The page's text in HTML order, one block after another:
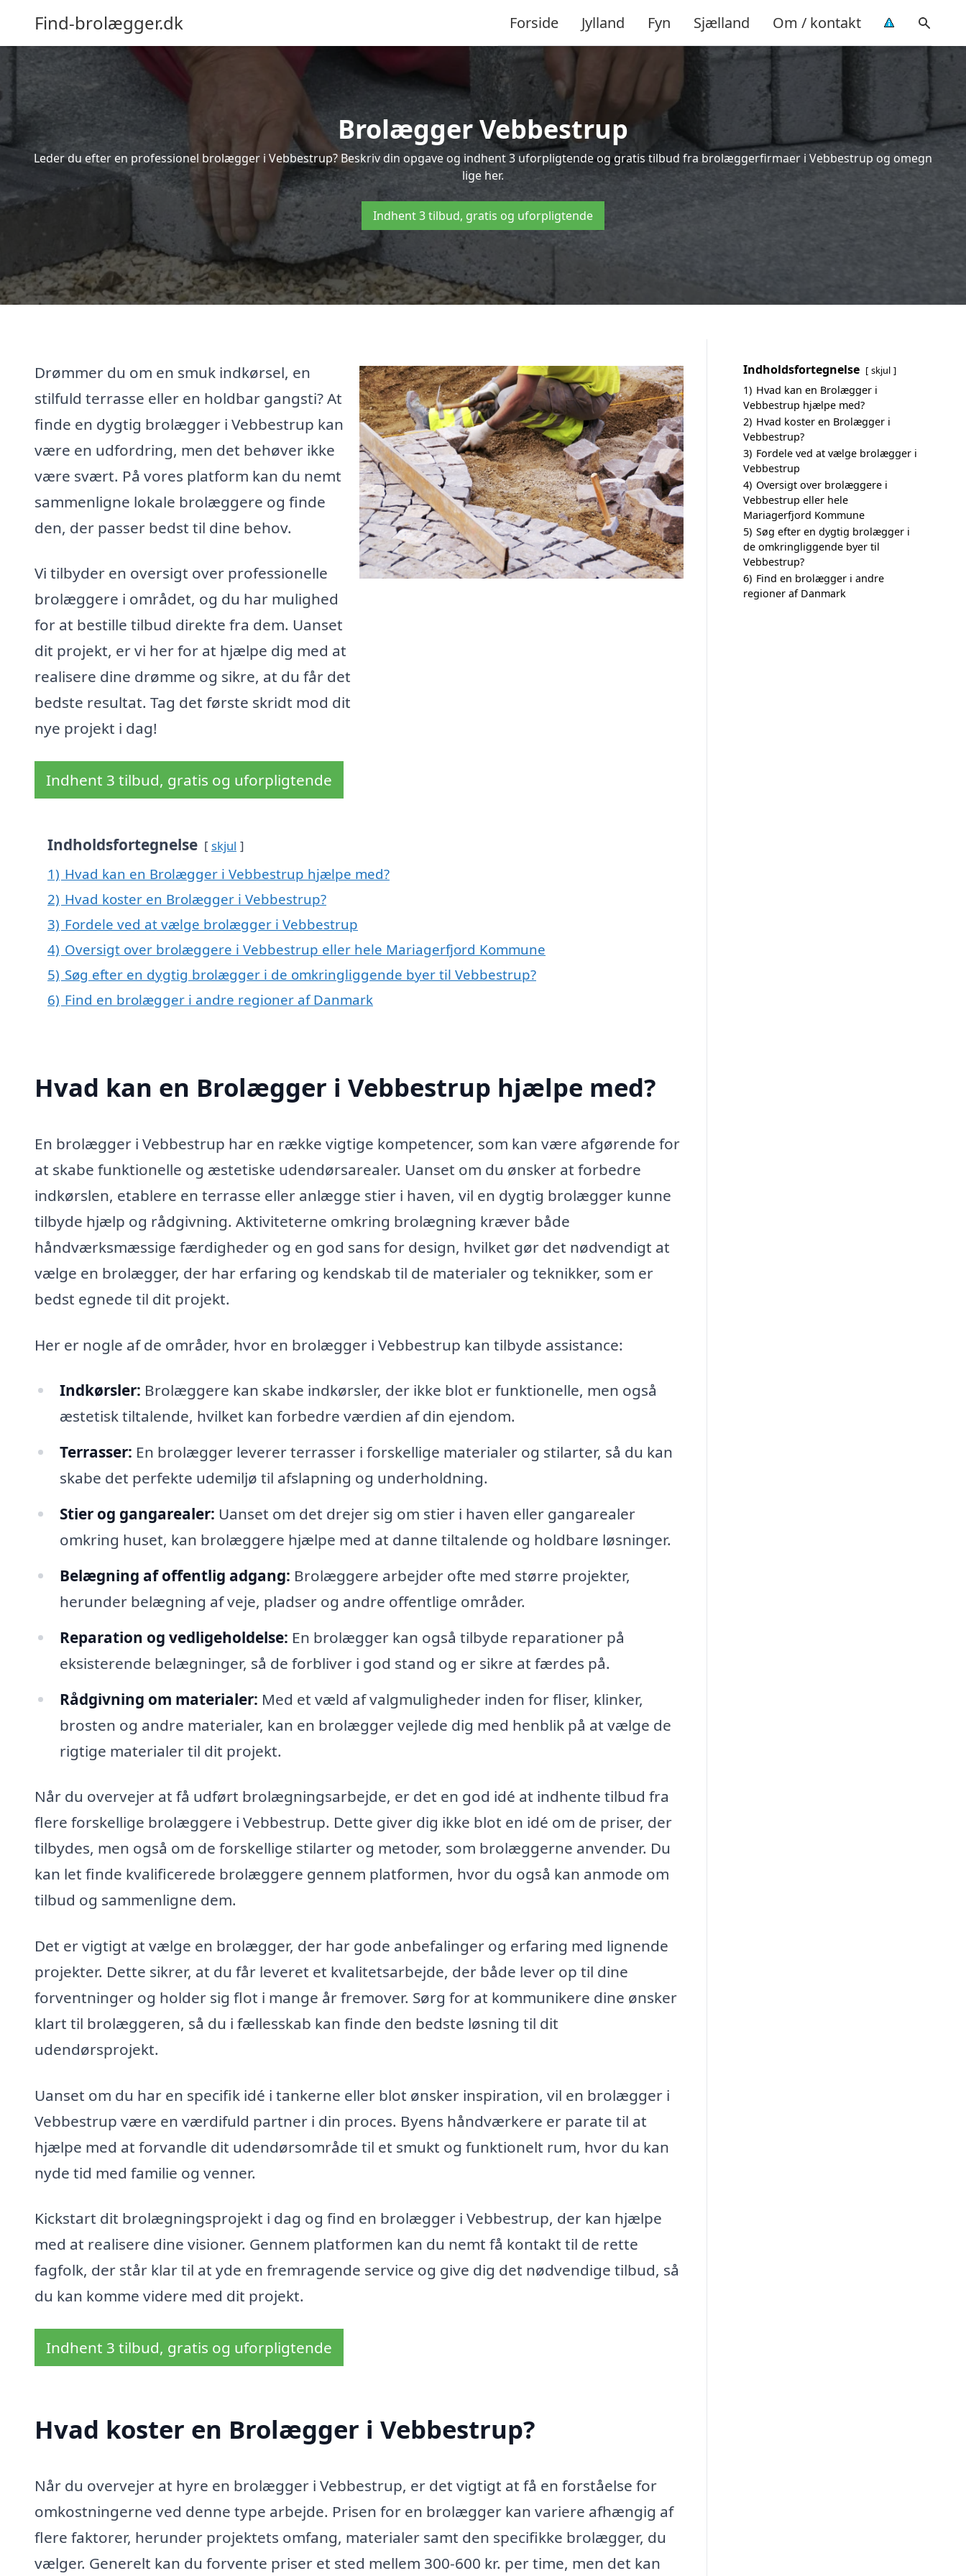
Find-brolægger.dk Forside Jylland Fyn Sjælland Om / kontakt
Brolægger Vebbestrup
Leder du efter en professionel brolægger i Vebbestrup? Beskriv din opgave og indhent 3 uforpligtende og gratis tilbud fra brolæggerfirmaer i Vebbestrup og omegn
lige her.
Indhent 3 tilbud, gratis og uforpligtende
Drømmer du om en smuk indkørsel, en
stilfuld terrasse eller en holdbar gangsti? At
finde en dygtig brolægger i Vebbestrup kan
være en udfordring, men det behøver ikke
være svært. På vores platform kan du nemt
sammenligne lokale brolæggere og finde
den, der passer bedst til dine behov.
Vi tilbyder en oversigt over professionelle
brolæggere i området, og du har mulighed
for at bestille tilbud direkte fra dem. Uanset
dit projekt, er vi her for at hjælpe dig med at
realisere dine drømme og sikre, at du får det
bedste resultat. Tag det første skridt mod dit
nye projekt i dag!
Indhent 3 tilbud, gratis og uforpligtende
Indholdsfortegnelse skjul
1) Hvad kan en Brolægger i Vebbestrup hjælpe med?
2) Hvad koster en Brolægger i Vebbestrup?
3) Fordele ved at vælge brolægger i Vebbestrup
4) Oversigt over brolæggere i Vebbestrup eller hele Mariagerfjord Kommune
5) Søg efter en dygtig brolægger i de omkringliggende byer til Vebbestrup?
6) Find en brolægger i andre regioner af Danmark
Hvad kan en Brolægger i Vebbestrup hjælpe med?
En brolægger i Vebbestrup har en række vigtige kompetencer, som kan være afgørende for
at skabe funktionelle og æstetiske udendørsarealer. Uanset om du ønsker at forbedre
indkørslen, etablere en terrasse eller anlægge stier i haven, vil en dygtig brolægger kunne
tilbyde hjælp og rådgivning. Aktiviteterne omkring brolægning kræver både
håndværksmæssige færdigheder og en god sans for design, hvilket gør det nødvendigt at
vælge en brolægger, der har erfaring og kendskab til de materialer og teknikker, som er
bedst egnede til dit projekt.
Her er nogle af de områder, hvor en brolægger i Vebbestrup kan tilbyde assistance:
Indkørsler: Brolæggere kan skabe indkørsler, der ikke blot er funktionelle, men også
æstetisk tiltalende, hvilket kan forbedre værdien af din ejendom.
Terrasser: En brolægger leverer terrasser i forskellige materialer og stilarter, så du kan
skabe det perfekte udemiljø til afslapning og underholdning.
Stier og gangarealer: Uanset om det drejer sig om stier i haven eller gangarealer
omkring huset, kan brolæggere hjælpe med at danne tiltalende og holdbare løsninger.
Belægning af offentlig adgang: Brolæggere arbejder ofte med større projekter,
herunder belægning af veje, pladser og andre offentlige områder.
Reparation og vedligeholdelse: En brolægger kan også tilbyde reparationer på
eksisterende belægninger, så de forbliver i god stand og er sikre at færdes på.
Rådgivning om materialer: Med et væld af valgmuligheder inden for fliser, klinker,
brosten og andre materialer, kan en brolægger vejlede dig med henblik på at vælge de
rigtige materialer til dit projekt.
Når du overvejer at få udført brolægningsarbejde, er det en god idé at indhente tilbud fra
flere forskellige brolæggere i Vebbestrup. Dette giver dig ikke blot en idé om de priser, der
tilbydes, men også om de forskellige stilarter og metoder, som brolæggerne anvender. Du
kan let finde kvalificerede brolæggere gennem platformen, hvor du også kan anmode om
tilbud og sammenligne dem.
Det er vigtigt at vælge en brolægger, der har gode anbefalinger og erfaring med lignende
projekter. Dette sikrer, at du får leveret et kvalitetsarbejde, der både lever op til dine
forventninger og holder sig flot i mange år fremover. Sørg for at kommunikere dine ønsker
klart til brolæggeren, så du i fællesskab kan finde den bedste løsning til dit
udendørsprojekt.
Uanset om du har en specifik idé i tankerne eller blot ønsker inspiration, vil en brolægger i
Vebbestrup være en værdifuld partner i din proces. Byens håndværkere er parate til at
hjælpe med at forvandle dit udendørsområde til et smukt og funktionelt rum, hvor du kan
nyde tid med familie og venner.
Kickstart dit brolægningsprojekt i dag og find en brolægger i Vebbestrup, der kan hjælpe
med at realisere dine visioner. Gennem platformen kan du nemt få kontakt til de rette
fagfolk, der står klar til at yde en fremragende service og give dig det nødvendige tilbud, så
du kan komme videre med dit projekt.
Indhent 3 tilbud, gratis og uforpligtende
Hvad koster en Brolægger i Vebbestrup?
Når du overvejer at hyre en brolægger i Vebbestrup, er det vigtigt at få en forståelse for
omkostningerne ved denne type arbejde. Prisen for en brolægger kan variere afhængig af
flere faktorer, herunder projektets omfang, materialer samt den specifikke brolægger, du
vælger. Generelt kan du forvente priser et sted mellem 300-600 kr. per time, men det kan
Indholdsfortegnelse skjul
1) Hvad kan en Brolægger i
Vebbestrup hjælpe med?
2) Hvad koster en Brolægger i
Vebbestrup?
3) Fordele ved at vælge brolægger i
Vebbestrup
4) Oversigt over brolæggere i
Vebbestrup eller hele
Mariagerfjord Kommune
5) Søg efter en dygtig brolægger i
de omkringliggende byer til
Vebbestrup?
6) Find en brolægger i andre
regioner af Danmark